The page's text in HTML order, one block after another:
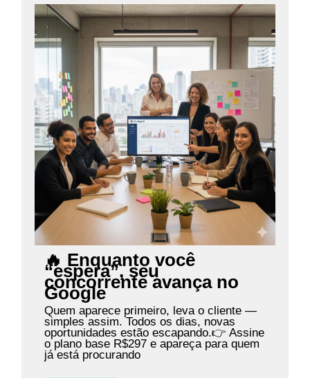
🔥 Enquanto você
“espera”, seu
concorrente avança no
Google
Quem aparece primeiro, leva o cliente —
simples assim. Todos os dias, novas
oportunidades estão escapando.👉 Assine
o plano base R$297 e apareça para quem
já está procurando